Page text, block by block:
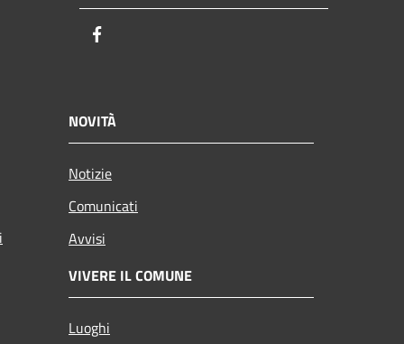
NOVITÀ
Notizie
Comunicati
Avvisi
VIVERE IL COMUNE
Luoghi